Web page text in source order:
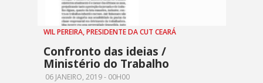
WIL PEREIRA, PRESIDENTE DA CUT CEARÁ
Confronto das ideias /
Ministério do Trabalho
06 JANEIRO, 2019 - 00H00